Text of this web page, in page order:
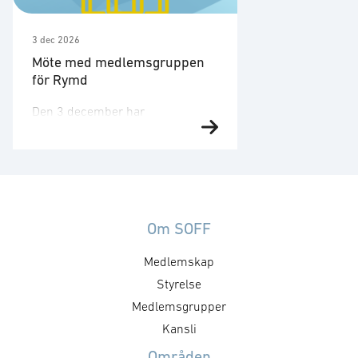
3 dec 2026
Möte med medlemsgruppen
för Rymd
Den 3 december har
medlemsgruppen för Rymd sitt
dialog med myndigheter samt
kommer gruppen att besökas av
en gäst. Kalendariet kommer
uppdateras med gäst och
inriktning. För frågor kontakta,
Om SOFF
Medlemskap
Styrelse
Medlemsgrupper
Kansli